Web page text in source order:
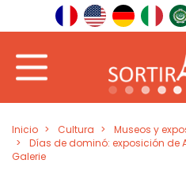
Inicio Cultura
Museos y
Días de dominó: exposición de
Galerie